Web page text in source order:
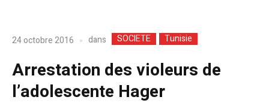
24 octobre 2016 dans SOCIETE Tunisie
Arrestation des violeurs de
l’adolescente Hager